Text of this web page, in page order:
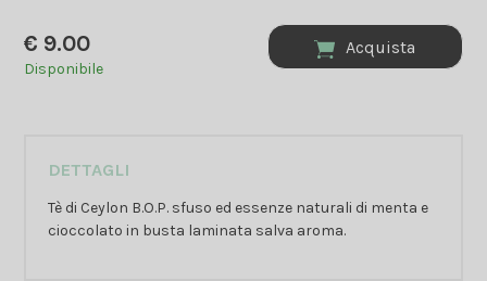
€ 9.00
Disponibile
Acquista
DETTAGLI
Tè di Ceylon B.O.P. sfuso ed essenze naturali di menta e
cioccolato in busta laminata salva aroma.